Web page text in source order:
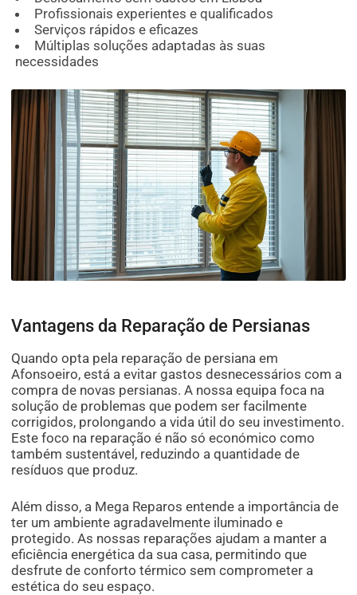
Profissionais experientes e qualificados
Serviços rápidos e eficazes
Múltiplas soluções adaptadas às suas
necessidades
Vantagens da Reparação de Persianas
Quando opta pela reparação de persiana em
Afonsoeiro, está a evitar gastos desnecessários com a
compra de novas persianas. A nossa equipa foca na
solução de problemas que podem ser facilmente
corrigidos, prolongando a vida útil do seu investimento.
Este foco na reparação é não só económico como
também sustentável, reduzindo a quantidade de
resíduos que produz.
Além disso, a Mega Reparos entende a importância de
ter um ambiente agradavelmente iluminado e
protegido. As nossas reparações ajudam a manter a
eficiência energética da sua casa, permitindo que
desfrute de conforto térmico sem comprometer a
estética do seu espaço.